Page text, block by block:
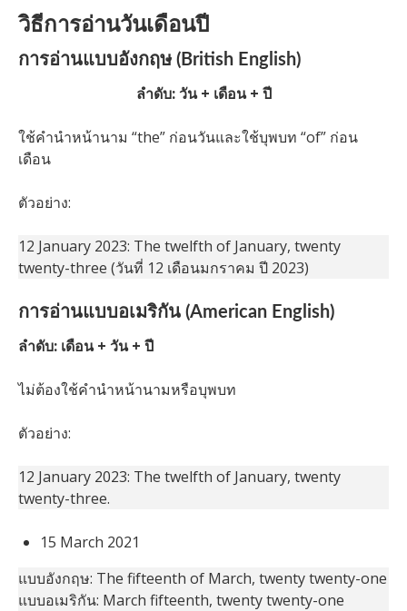
วิธีการอ่านวันเดือนปี
การอ่านแบบอังกฤษ (British English)
ลำดับ: วัน + เดือน + ปี
ใช้คำนำหน้านาม “the” ก่อนวันและใช้บุพบท “of” ก่อน
เดือน
ตัวอย่าง:
12 January 2023: The twelfth of January, twenty
twenty-three (วันที่ 12 เดือนมกราคม ปี 2023)
การอ่านแบบอเมริกัน (American English)
ลำดับ: เดือน + วัน + ปี
ไม่ต้องใช้คำนำหน้านามหรือบุพบท
ตัวอย่าง:
12 January 2023: The twelfth of January, twenty
twenty-three.
15 March 2021
แบบอังกฤษ: The fifteenth of March, twenty twenty-one
แบบอเมริกัน: March fifteenth, twenty twenty-one